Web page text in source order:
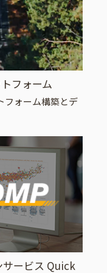
フォーム
フォーム構築とデ
サービス Quick